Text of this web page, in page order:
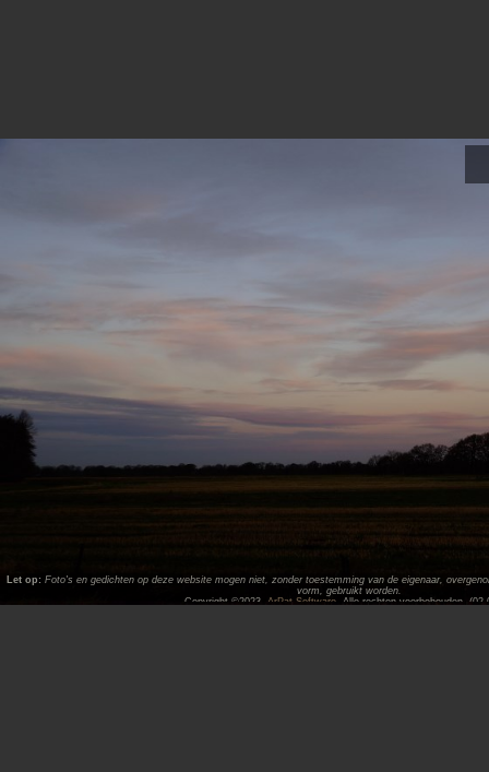
Let op: Foto's en gedichten op deze website mogen niet, zonder toestemming van de eigenaar,
vorm, gebruikt worden.
Copyright ©2023,
ArPat Software. Alle rechten voorbehouden.